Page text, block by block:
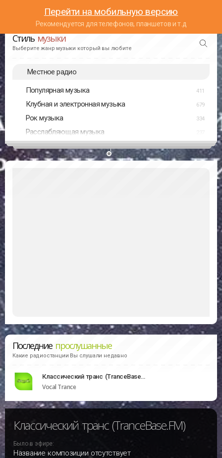
Перейти на мобильную версию
Рекомендуется для телефонов, планшетов и т.д
Стиль музыки
Выберите жанр музыки который вы любите
Местное радио
Популярная музыка 411
Клубная и электронная музыка 679
Рок музыка 334
Расслабляющая музыка
Последние прослушанные
Какие радиостанции Вы слушали недавно
Классический транс (TranceBase.FM)
Vocal Trance
Классический транс (TranceBase.FM)
Было в эфире:
Название композиции отсутствует